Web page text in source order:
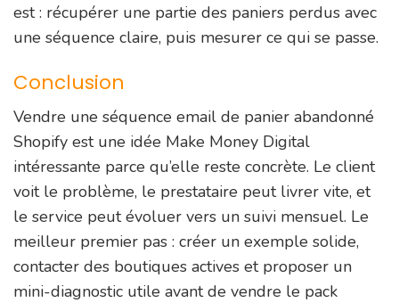
est : récupérer une partie des paniers perdus avec
une séquence claire, puis mesurer ce qui se passe.
Conclusion
Vendre une séquence email de panier abandonné
Shopify est une idée Make Money Digital
intéressante parce qu’elle reste concrète. Le client
voit le problème, le prestataire peut livrer vite, et
le service peut évoluer vers un suivi mensuel. Le
meilleur premier pas : créer un exemple solide,
contacter des boutiques actives et proposer un
mini-diagnostic utile avant de vendre le pack